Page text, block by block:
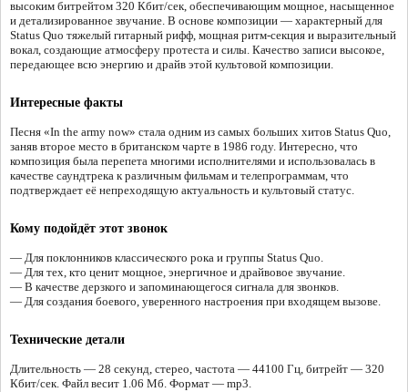
высоким битрейтом 320 Кбит/сек, обеспечивающим мощное, насыщенное
и детализированное звучание. В основе композиции — характерный для
Status Quo тяжелый гитарный рифф, мощная ритм-секция и выразительный
вокал, создающие атмосферу протеста и силы. Качество записи высокое,
передающее всю энергию и драйв этой культовой композиции.
Интересные факты
Песня «In the army now» стала одним из самых больших хитов Status Quo,
заняв второе место в британском чарте в 1986 году. Интересно, что
композиция была перепета многими исполнителями и использовалась в
качестве саундтрека к различным фильмам и телепрограммам, что
подтверждает её непреходящую актуальность и культовый статус.
Кому подойдёт этот звонок
— Для поклонников классического рока и группы Status Quo.
— Для тех, кто ценит мощное, энергичное и драйвовое звучание.
— В качестве дерзкого и запоминающегося сигнала для звонков.
— Для создания боевого, уверенного настроения при входящем вызове.
Технические детали
Длительность — 28 секунд, стерео, частота — 44100 Гц, битрейт — 320
Кбит/сек. Файл весит 1.06 Мб. Формат — mp3.